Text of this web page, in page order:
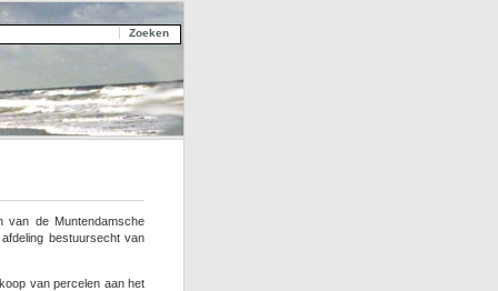
van de Muntendamsche
bestuursecht van
van percelen aan het